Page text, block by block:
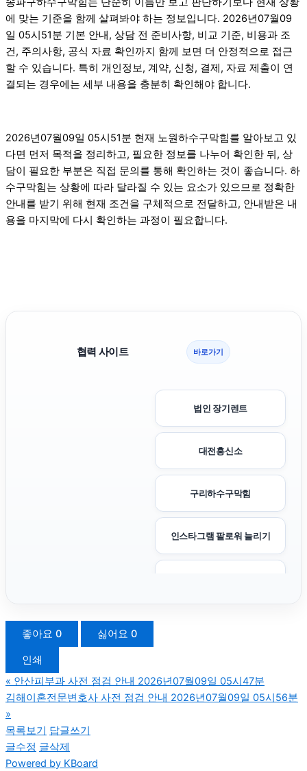
에 맞는 기준을 함께 살펴봐야 하는 정보입니다. 2026년07월09
일 05시51분 기본 안내, 상담 전 준비사항, 비교 기준, 비용과 조
건, 주의사항, 공식 자료 확인까지 함께 보면 더 안정적으로 접근
할 수 있습니다. 특히 개인정보, 계약, 신청, 결제, 자료 제출이 연
결되는 경우에는 세부 내용을 충분히 확인해야 합니다.
2026년07월09일 05시51분 현재 노원하수구막힘를 알아보고 있
다면 먼저 목적을 정리하고, 필요한 정보를 나누어 확인한 뒤, 상
담이 필요한 부분은 직접 문의를 통해 확인하는 것이 좋습니다. 하
수구막힘는 상황에 따라 달라질 수 있는 요소가 있으므로 정확한
안내를 받기 위해 현재 조건을 구체적으로 전달하고, 안내받은 내
용을 마지막에 다시 확인하는 과정이 필요합니다.
협력 사이트 바로가기
법인 장기렌트
대전흥신소
구리하수구막힘
인스타그램 팔로워 늘리기
폰테크
좋아요 0 싫어요 0
인쇄
« 안산피부과 사전 점검 안내 2026년07월09일 05시47분
김해이혼전문변호사 사전 점검 안내 2026년07월09일 05시56분
»
목록보기 답글쓰기
글수정 글삭제
Powered by KBoard